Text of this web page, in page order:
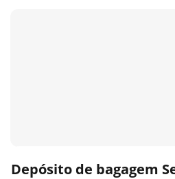
Depósito de bagagem